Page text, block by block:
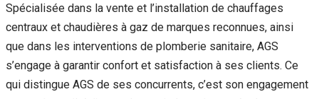
Spécialisée dans la vente et l’installation de chauffages
centraux et chaudières à gaz de marques reconnues, ainsi
que dans les interventions de plomberie sanitaire, AGS
s’engage à garantir confort et satisfaction à ses clients. Ce
qui distingue AGS de ses concurrents, c’est son engagement